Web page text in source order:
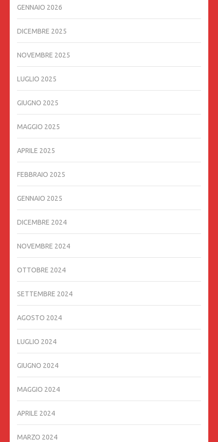
GENNAIO 2026
DICEMBRE 2025
NOVEMBRE 2025
LUGLIO 2025
GIUGNO 2025
MAGGIO 2025
APRILE 2025
FEBBRAIO 2025
GENNAIO 2025
DICEMBRE 2024
NOVEMBRE 2024
OTTOBRE 2024
SETTEMBRE 2024
AGOSTO 2024
LUGLIO 2024
GIUGNO 2024
MAGGIO 2024
APRILE 2024
MARZO 2024